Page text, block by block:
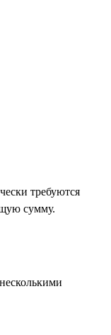
требуются
сумму.